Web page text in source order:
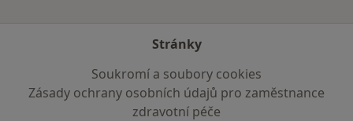
Stránky
Soukromí a soubory cookies
Zásady ochrany osobních údajů pro zaměstnance
zdravotní péče